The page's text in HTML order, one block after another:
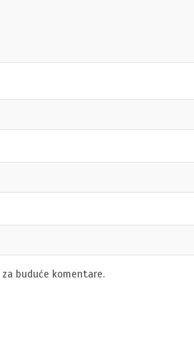
buduće komentare.